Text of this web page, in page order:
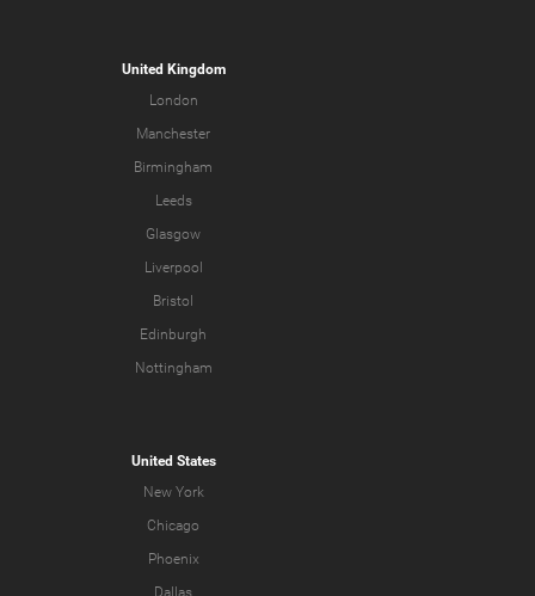
United Kingdom
London
Manchester
Birmingham
Leeds
Glasgow
Liverpool
Bristol
Edinburgh
Nottingham
United States
New York
Chicago
Phoenix
Dallas